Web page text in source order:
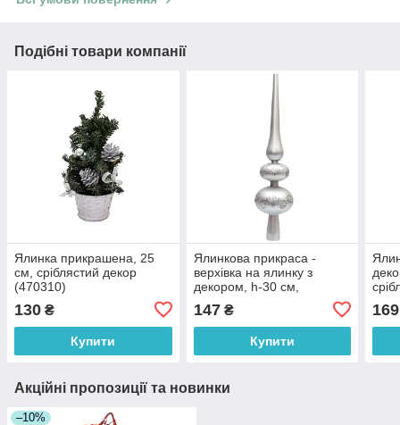
Подібні товари компанії
Ялинка прикрашена, 25
см, сріблястий декор
(470310)
130 ₴
Купити
Ялинкова прикраса -
верхівка на ялинку з
декором, h-30 см,
пластик (891527)
147₴
Купити
169
Акційні пропозиції та новинки
–10%